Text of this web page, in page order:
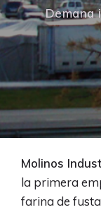
Demana
Molinos
la primera
farina de